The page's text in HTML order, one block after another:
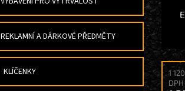
REKLAMNÍ A DÁRKOVÉ PŘEDMĚTY
KLÍČENKY
1
DPH